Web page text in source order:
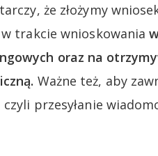
że złożymy
trakcie wnioskowania
oraz na
Ważne też, aby
czyli przesyłanie